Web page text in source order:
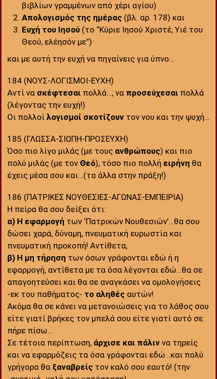
βιβλίων γραμμένων από χέρι αγίου)
Απολογισμός της ημέρας (βλ. αρ. 178) και
Ευχή του Ιησού (το “Κύριε Ιησού Χριστέ, Υιέ του
Θεού, ελέησόν με”)·
και με αυτή την ευχή να πηγαίνεις για ύπνο…
184 (ΝΟΥΣ-ΛΟΓΙΣΜΟΙ-ΕΥΧΗ)
Αντί να σκέφτεσαι πολλά…, να προσεύχεσαι πολλά
(λέγοντας την ευχή!)
Οι πολλοί λογισμοί σκοτίζουν τον νου και την ψυχή…
185 (ΓΛΩΣΣΑ-ΣΙΩΠΗ-ΠΡΟΣΕΥΧΗ)
Όσο πιο λίγο μιλάς (με τους ανθρώπους) και πιο
πολύ μιλάς (με τον Θεό), τόσο πιο πολλή ειρήνη θα
έχεις μέσα σου και…(τα άλλα στην πράξη!)
186 (ΠΑΤΡΙΚΕΣ ΝΟΥΘΕΣΙΕΣ-ΑΓΩΝΑΣ-ΕΜΠΕΙΡΙΑ)
Η πείρα θα σου δείξει ότι:
α) Η εφαρμογή των ‘Πατρικών Νουθεσιών’…θα σου
δώσει χαρά, δύναμη, πνευματική ευρωστία και
πνευματική προκοπή! Αντίθετα,
β) Η μη τήρηση των όσων γράφονται εδώ ή η
εφαρμογή, αντίθετα με τα όσα λέγονται εδώ…θα σε
απαγοητεύσει και θα σε αναγκάσει να ομολογήσεις
-εκ του παθήματος- το αληθές αυτών!
Ακόμα θα σε κάνει να μετανοιώσεις για το λάθος σου
είτε γιατί βρήκες τον μπελά σου είτε γιατί αυτό σε
πήρε πίσω…
Σε τέτοια περίπτωση, άρχισε και πάλιν να τηρείς
και να εφαρμόζεις τα όσα γράφονται εδώ…και πολύ
γρήγορα θα ξαναβρείς τον καλό σου εαυτό! (την